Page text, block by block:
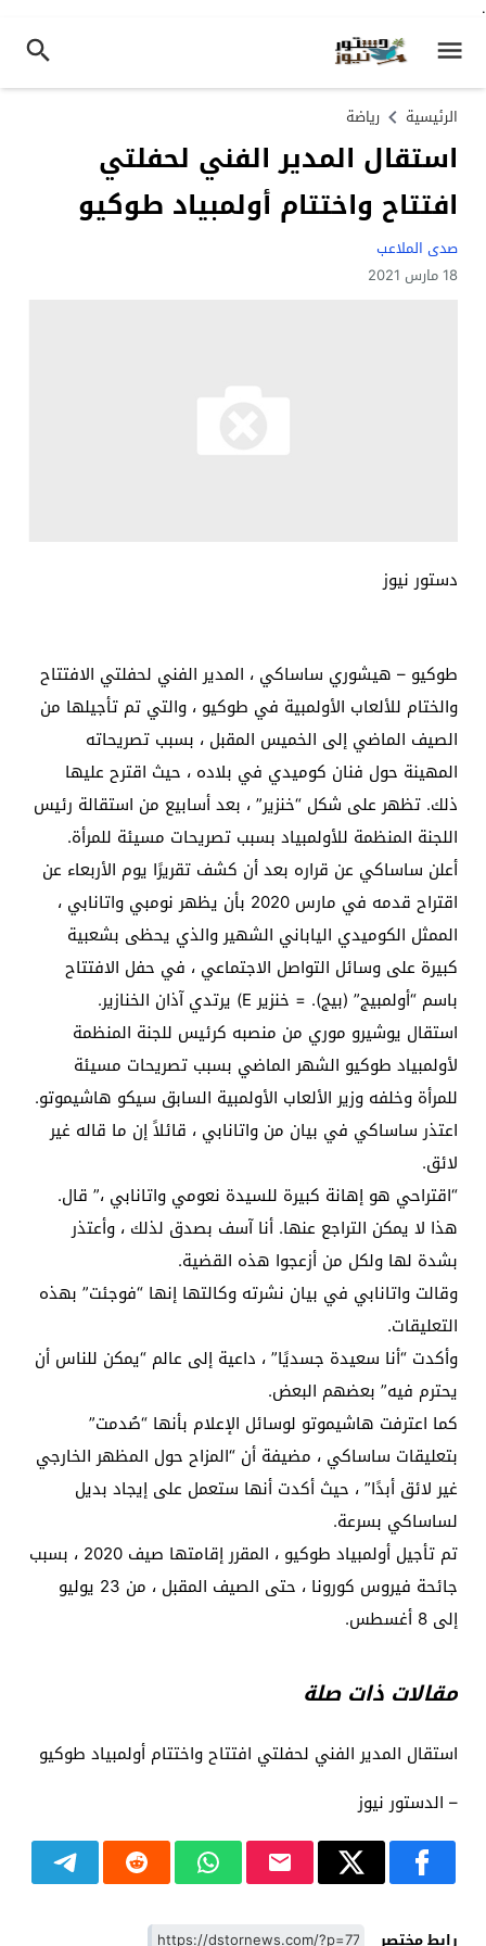
.
الرئيسية رياضة
استقال المدير الفني لحفلتي
افتتاح واختتام أولمبياد طوكيو
صدى الملاعب
18 مارس 2021
دستور نيوز
طوكيو – هيشوري ساساكي ، المدير الفني لحفلتي الافتتاح
والختام للألعاب الأولمبية في طوكيو ، والتي تم تأجيلها من
الصيف الماضي إلى الخميس المقبل ، بسبب تصريحاته
المهينة حول فنان كوميدي في بلاده ، حيث اقترح عليها
ذلك. تظهر على شكل “خنزير” ، بعد أسابيع من استقالة رئيس
اللجنة المنظمة للأولمبياد بسبب تصريحات مسيئة للمرأة.
أعلن ساساكي عن قراره بعد أن كشف تقريرًا يوم الأربعاء عن
اقتراح قدمه في مارس 2020 بأن يظهر نومبي واتانابي ،
الممثل الكوميدي الياباني الشهير والذي يحظى بشعبية
كبيرة على وسائل التواصل الاجتماعي ، في حفل الافتتاح
باسم “أولمبيج” (بيج). = خنزير E) يرتدي آذان الخنازير.
استقال يوشيرو موري من منصبه كرئيس للجنة المنظمة
لأولمبياد طوكيو الشهر الماضي بسبب تصريحات مسيئة
للمرأة وخلفه وزير الألعاب الأولمبية السابق سيكو هاشيموتو.
اعتذر ساساكي في بيان من واتانابي ، قائلاً إن ما قاله غير
لائق.
“اقتراحي هو إهانة كبيرة للسيدة نعومي واتانابي ،” قال.
هذا لا يمكن التراجع عنها. أنا آسف بصدق لذلك ، وأعتذر
بشدة لها ولكل من أزعجوا هذه القضية.
وقالت واتانابي في بيان نشرته وكالتها إنها “فوجئت” بهذه
التعليقات.
وأكدت “أنا سعيدة جسديًا” ، داعية إلى عالم “يمكن للناس أن
يحترم فيه” بعضهم البعض.
كما اعترفت هاشيموتو لوسائل الإعلام بأنها “صُدمت”
بتعليقات ساساكي ، مضيفة أن “المزاح حول المظهر الخارجي
غير لائق أبدًا” ، حيث أكدت أنها ستعمل على إيجاد بديل
لساساكي بسرعة.
تم تأجيل أولمبياد طوكيو ، المقرر إقامتها صيف 2020 ، بسبب
جائحة فيروس كورونا ، حتى الصيف المقبل ، من 23 يوليو
إلى 8 أغسطس.
مقالات ذات صلة
استقال المدير الفني لحفلتي افتتاح واختتام أولمبياد طوكيو
– الدستور نيوز
رابط مختصر